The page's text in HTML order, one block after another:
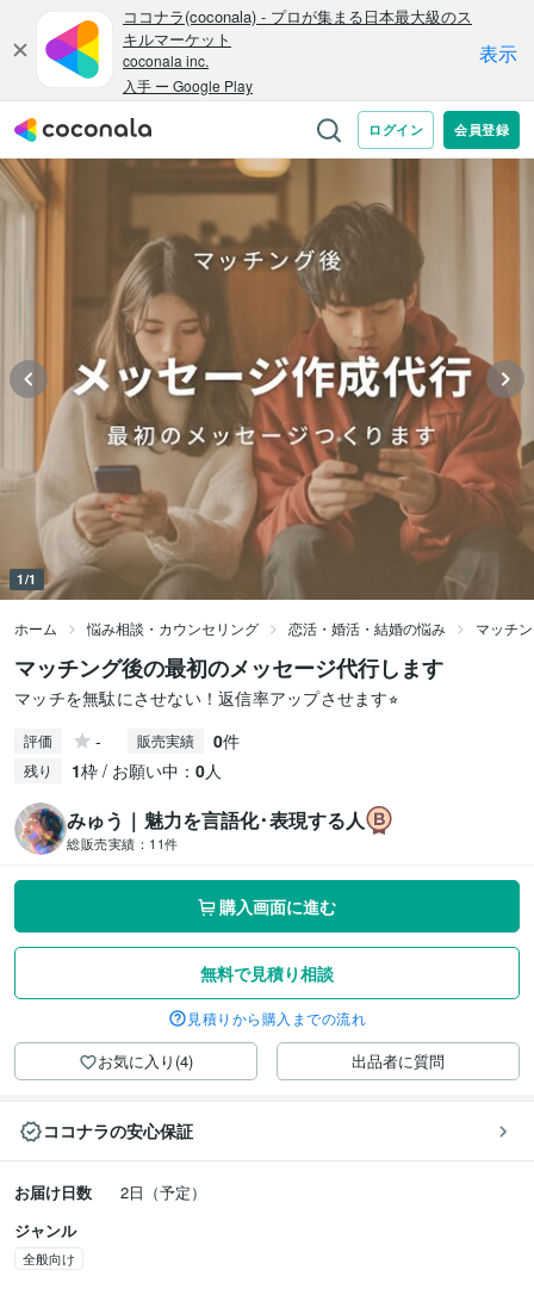
1/1
ホーム 悩み相談・カウンセリング 恋活・婚活・結婚の悩み マッチ
マッチング後の最初のメッセージ代行します
マッチを無駄にさせない！返信率アップさせます⭐︎
評価 - 販売実績 0件
残り 1枠 / お願い中： 0人
みゅう｜魅力を言語化･表現する人
総販売実績： 11件
購入画面に進む
無料で見積り相談
見積りから購入までの流れ
お気に入り(4) 出品者に質問
ココナラの安心保証
お届け日数
2日（予定）
ジャンル
全般向け